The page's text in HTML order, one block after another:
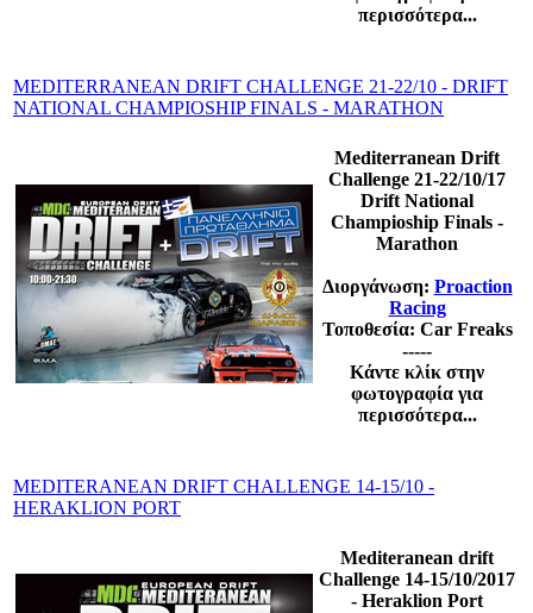
περισσότερα...
MEDITERRANEAN DRIFT CHALLENGE 21-22/10 - DRIFT
NATIONAL CHAMPIOSHIP FINALS - MARATHON
Mediterranean Drift
Challenge 21-22/10/17
Drift National
Champioship Finals -
Marathon
Διοργάνωση: Proaction
Racing
Τοποθεσία: Car Freaks
-----
Κάντε κλίκ στην
φωτογραφία για
περισσότερα...
MEDITERANEAN DRIFT CHALLENGE 14-15/10 -
HERAKLION PORT
Mediteranean drift
Challenge 14-15/10/2017
- Heraklion Port